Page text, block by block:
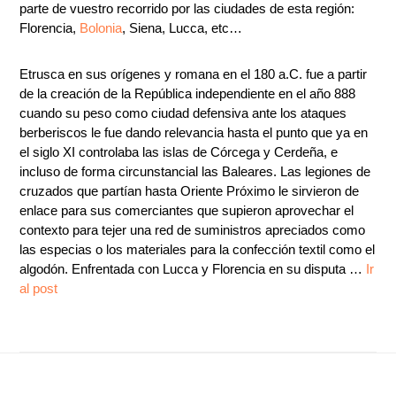
parte de vuestro recorrido por las ciudades de esta región:
Florencia, Bolonia, Siena, Lucca, etc…
Etrusca en sus orígenes y romana en el 180 a.C. fue a partir
de la creación de la República independiente en el año 888
cuando su peso como ciudad defensiva ante los ataques
berberiscos le fue dando relevancia hasta el punto que ya en
el siglo XI controlaba las islas de Córcega y Cerdeña, e
incluso de forma circunstancial las Baleares. Las legiones de
cruzados que partían hasta Oriente Próximo le sirvieron de
enlace para sus comerciantes que supieron aprovechar el
contexto para tejer una red de suministros apreciados como
las especias o los materiales para la confección textil como el
algodón. Enfrentada con Lucca y Florencia en su disputa … Ir
al post